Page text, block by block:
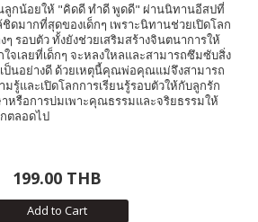
กน้อยให้ "คิดดี ทำดี พูดดี" ผ่านนิทานอีสปที่
ดมากที่สุดของเด็กๆ เพราะนิทานช่วยเปิดโลก
ๆ รอบตัว ทั้งยังช่วยเสริมสร้างจินตนาการให้
จเลยที่เด็กๆ จะหลงใหลและสามารถซึมซับสิ่ง
ป็นอย่างดี ด้วยเหตุนี้คุณพ่อคุณแม่จึงสามารถ
รู้และเปิดโลกการเรียนรู้รอบตัวให้กับลูกรัก
หรือการบ่มเพาะคุณธรรมและจริยธรรมให้
ตลอดไป
199.00 THB
Add to Cart